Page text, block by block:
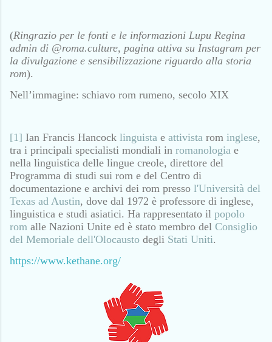
(Ringrazio per le fonti e le informazioni Lupu Regina
admin di @roma.culture, pagina attiva su Instagram per
la divulgazione e sensibilizzazione riguardo alla storia
rom).
Nell’immagine: schiavo rom rumeno, secolo XIX
[1] Ian Francis Hancock linguista e attivista rom inglese,
tra i principali specialisti mondiali in romanologia e
nella linguistica delle lingue creole, direttore del
Programma di studi sui rom e del Centro di
documentazione e archivi dei rom presso l'Università del
Texas ad Austin, dove dal 1972 è professore di inglese,
linguistica e studi asiatici. Ha rappresentato il popolo
rom alle Nazioni Unite ed è stato membro del Consiglio
del Memoriale dell'Olocausto degli Stati Uniti.
https://www.kethane.org/